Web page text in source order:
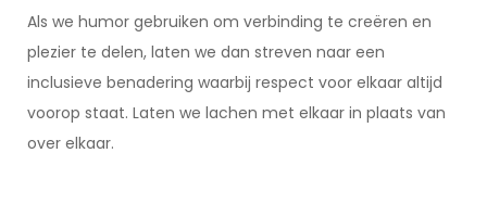
Als we humor gebruiken om verbinding te creëren en
plezier te delen, laten we dan streven naar een
inclusieve benadering waarbij respect voor elkaar altijd
voorop staat. Laten we lachen met elkaar in plaats van
over elkaar.